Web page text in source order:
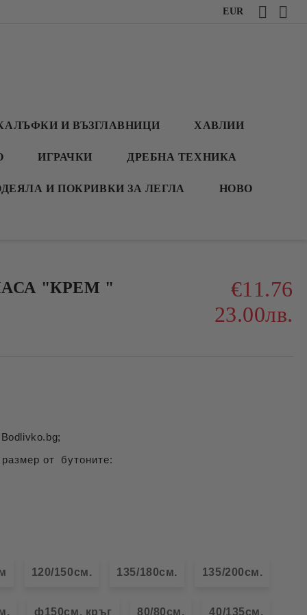
EUR
И ВЪЗГЛАВНИЦИ ХАВЛИИ
ИГРАЧКИ ДРЕБНА ТЕХНИКА
И ПОКРИВКИ ЗА ЛЕГЛА НОВО
"КРЕМ "
€11.76
23.00лв.
от бутоните:
120/150см. 135/180см. 135/200см.
ф150см. кръг 80/80см. 40/135см.